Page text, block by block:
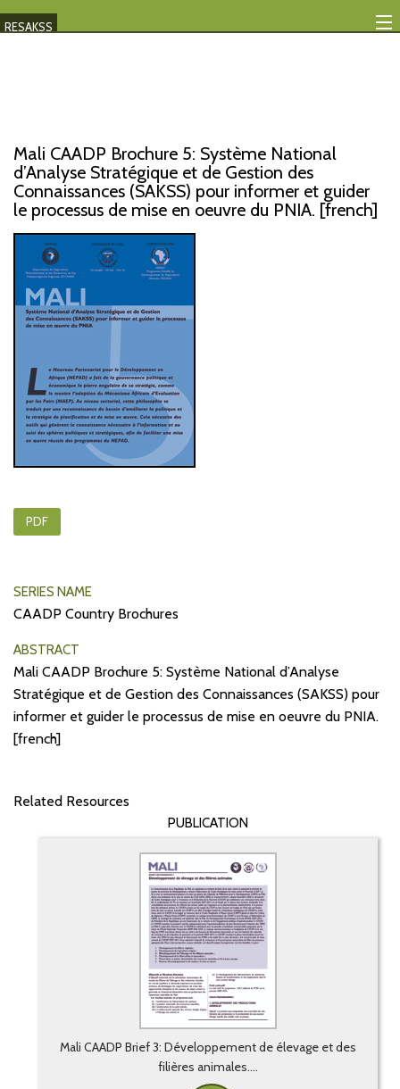
RESAKSS
Mutual Accountability
eAtlas
Publications
Events
RESAKSS
Mali CAADP Brochure 5: Système National
d’Analyse Stratégique et de Gestion des
Connaissances (SAKSS) pour informer et guider
le processus de mise en oeuvre du PNIA. [french]
PDF
SERIES NAME
CAADP Country Brochures
ABSTRACT
Mali CAADP Brochure 5: Système National d’Analyse
Stratégique et de Gestion des Connaissances (SAKSS) pour
informer et guider le processus de mise en oeuvre du PNIA.
[french]
Related Resources
PUBLICATION
Mali CAADP Brief 3: Développement de élevage et des
filières animales....